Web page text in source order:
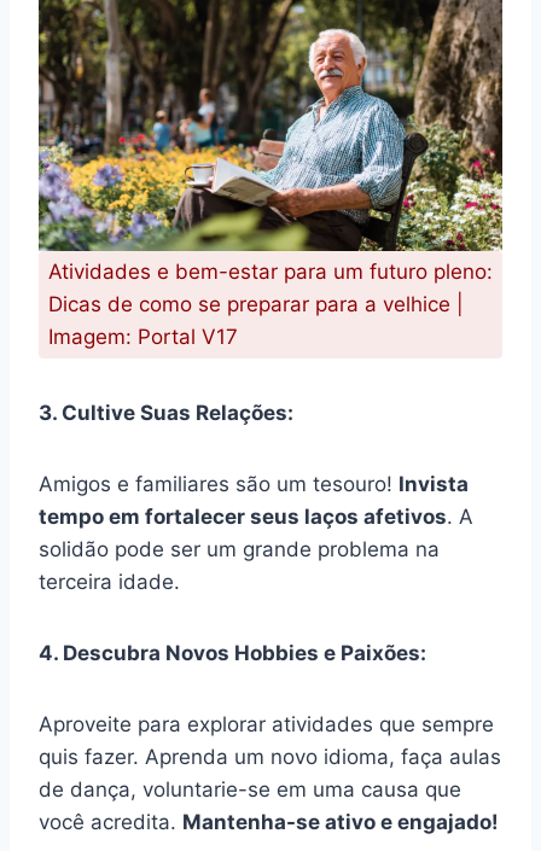
Atividades e bem-estar para um futuro pleno:
Dicas de como se preparar para a velhice |
Imagem: Portal V17
3. Cultive Suas Relações:
Amigos e familiares são um tesouro! Invista
tempo em fortalecer seus laços afetivos. A
solidão pode ser um grande problema na
terceira idade.
4. Descubra Novos Hobbies e Paixões:
Aproveite para explorar atividades que sempre
quis fazer. Aprenda um novo idioma, faça aulas
de dança, voluntarie-se em uma causa que
você acredita. Mantenha-se ativo e engajado!